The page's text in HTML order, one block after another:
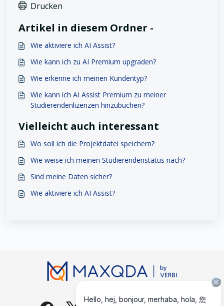
Drucken
Artikel in diesem Ordner -
Wie aktiviere ich AI Assist?
Wie kann ich zu AI Premium upgraden?
Wie erkenne ich meinen Kundentyp?
Wie kann ich AI Assist Premium zu meiner
Studierendenlizenzen hinzubuchen?
Vielleicht auch interessant
Wo soll ich die Projektdatei speichern?
Wie weise ich meinen Studierendenstatus nach?
Sind meine Daten sicher?
Wie aktiviere ich AI Assist?